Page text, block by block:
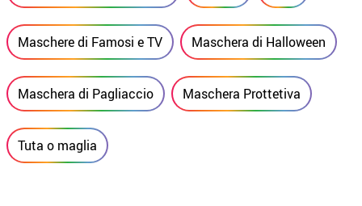
Maschere di Famosi e TV Maschera di Halloween
Maschera di Pagliaccio Maschera Prottetiva
Tuta o maglia